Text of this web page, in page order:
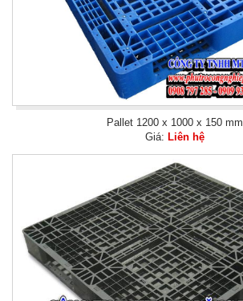
Pallet 1200 x 1000 x 150 mm
Giá: Liên hệ